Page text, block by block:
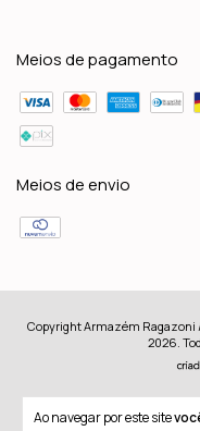
Ao navegar por este site
Meios de pagamento
Meios de envio
Copyright Armazém Ragazoni
2026.